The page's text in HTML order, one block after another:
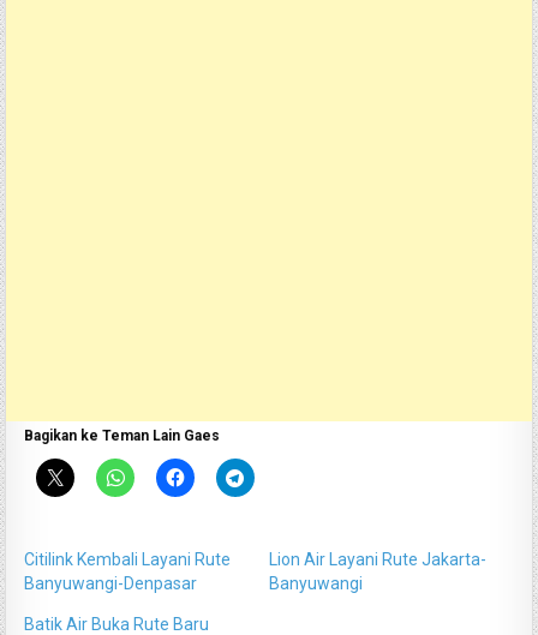
Bagikan ke Teman Lain Gaes
Citilink Kembali Layani Rute
Banyuwangi-Denpasar
Lion Air Layani Rute Jakarta-
Banyuwangi
Batik Air Buka Rute Baru